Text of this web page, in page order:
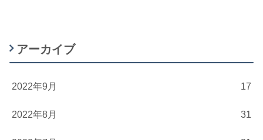
アーカイブ
2022年9月 17
2022年8月 31